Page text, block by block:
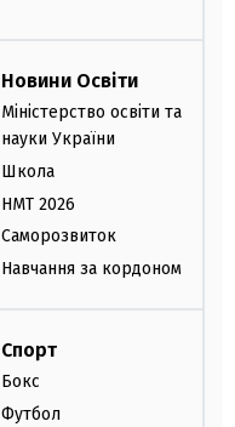
Новини Освіти
Міністерство освіти та
науки України
Школа
НМТ 2026
Саморозвиток
Навчання за кордоном
Спорт
Бокс
Футбол